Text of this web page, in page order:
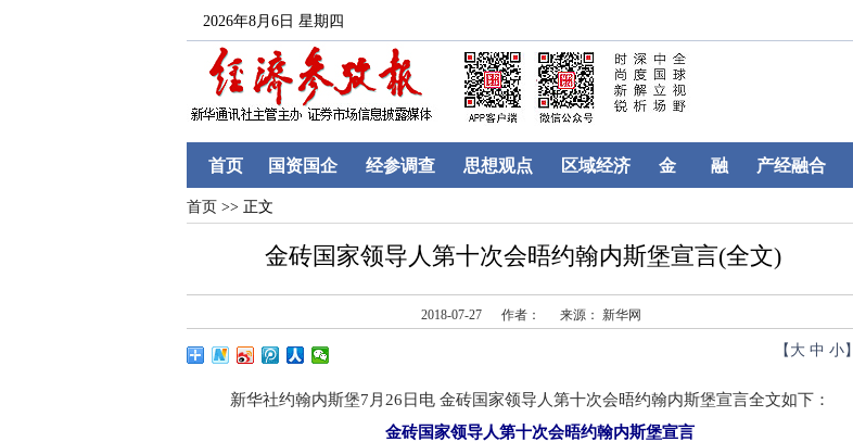
2026年8月6日 星期四
首页 国资国企 经参调查 思想观点 区域经济 金 融 产经融合
首页 >> 正文
金砖国家领导人第十次会晤约翰内斯堡宣言(全文)
2018-07-27 作者： 来源： 新华网
【 大 中 小】
新华社约翰内斯堡7月26日电 金砖国家领导人第十次会晤约翰内斯堡宣言全文如下：
金砖国家领导人第十次会晤约翰内斯堡宣言